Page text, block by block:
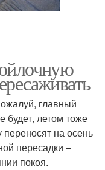
главный
будет, летом тоже
на осень
пересадки –
покоя.